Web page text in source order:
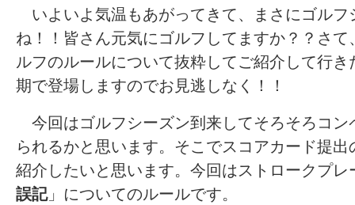
いよいよ気温もあがってきて、まさにゴルフ
ね！！皆さん元気にゴルフしてますか？？さ
ルフのルールについて抜粋してご紹介して行
期で登場しますのでお見逃しなく！！
今回はゴルフシーズン到来してそろそろコ
られるかと思います。そこでスコアカード提
紹介したいと思います。今回はストロークプレ
誤記」についてのルールです。